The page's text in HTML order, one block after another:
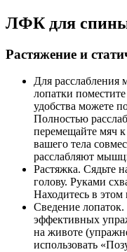
ЛФК для
Растяжение и
Для расслабления
лопатки
удобства можете
Полностью
перемещайте мяч
вашего тела
расслабляют
Растяжка. Сядьте
голову. Руками
Находитесь в
Сведение
эффективных
на животе
использовать